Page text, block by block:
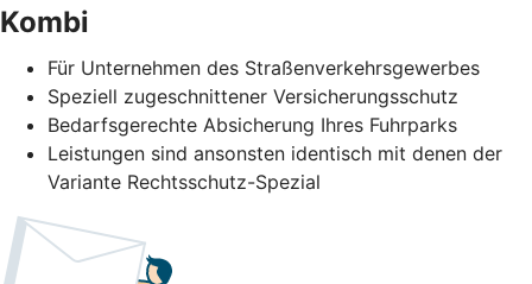
Kombi
Für Unternehmen des Straßenverkehrs­gewerbes
Speziell zugeschnittener Versicherungsschutz
Bedarfsgerechte Absicherung Ihres Fuhrparks
Leistungen sind ansonsten identisch mit denen der
Variante Rechtsschutz-Spezial